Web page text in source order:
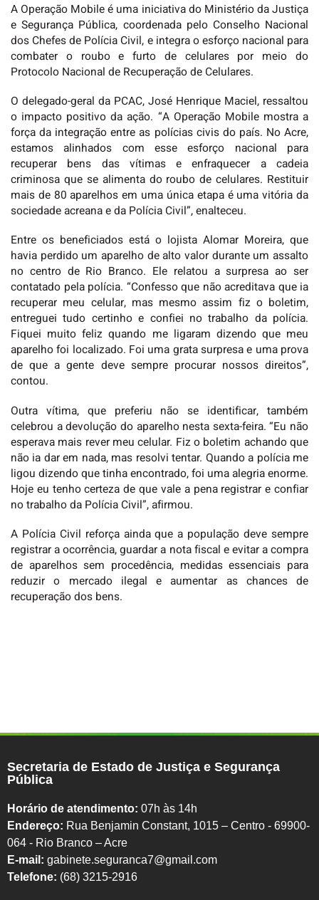
A Operação Mobile é uma iniciativa do Ministério da Justiça
e Segurança Pública, coordenada pelo Conselho Nacional
dos Chefes de Polícia Civil, e integra o esforço nacional para
combater o roubo e furto de celulares por meio do
Protocolo Nacional de Recuperação de Celulares.
O delegado-geral da PCAC, José Henrique Maciel, ressaltou
o impacto positivo da ação. “A Operação Mobile mostra a
força da integração entre as polícias civis do país. No Acre,
estamos alinhados com esse esforço nacional para
recuperar bens das vítimas e enfraquecer a cadeia
criminosa que se alimenta do roubo de celulares. Restituir
mais de 80 aparelhos em uma única etapa é uma vitória da
sociedade acreana e da Polícia Civil”, enalteceu.
Entre os beneficiados está o lojista Alomar Moreira, que
havia perdido um aparelho de alto valor durante um assalto
no centro de Rio Branco. Ele relatou a surpresa ao ser
contatado pela polícia. “Confesso que não acreditava que ia
recuperar meu celular, mas mesmo assim fiz o boletim,
entreguei tudo certinho e confiei no trabalho da polícia.
Fiquei muito feliz quando me ligaram dizendo que meu
aparelho foi localizado. Foi uma grata surpresa e uma prova
de que a gente deve sempre procurar nossos direitos”,
contou.
Outra vítima, que preferiu não se identificar, também
celebrou a devolução do aparelho nesta sexta-feira. “Eu não
esperava mais rever meu celular. Fiz o boletim achando que
não ia dar em nada, mas resolvi tentar. Quando a polícia me
ligou dizendo que tinha encontrado, foi uma alegria enorme.
Hoje eu tenho certeza de que vale a pena registrar e confiar
no trabalho da Polícia Civil”, afirmou.
A Polícia Civil reforça ainda que a população deve sempre
registrar a ocorrência, guardar a nota fiscal e evitar a compra
de aparelhos sem procedência, medidas essenciais para
reduzir o mercado ilegal e aumentar as chances de
recuperação dos bens.
Secretaria de Estado de Justiça e Segurança
Pública
Horário de atendimento: 07h às 14h
Endereço: Rua Benjamin Constant, 1015 – Centro - 69900-
064 - Rio Branco – Acre
E-mail: gabinete.seguranca7@gmail.com
Telefone: (68) 3215-2916